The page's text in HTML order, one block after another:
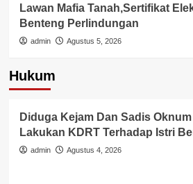
Lawan Mafia Tanah,Sertifikat
Benteng Perlindungan
admin Agustus 5, 2026
Hukum
Berita Polisi
Diduga Kejam Dan Sadis
Lakukan KDRT Terhadap Istri
admin Agustus 4, 2026